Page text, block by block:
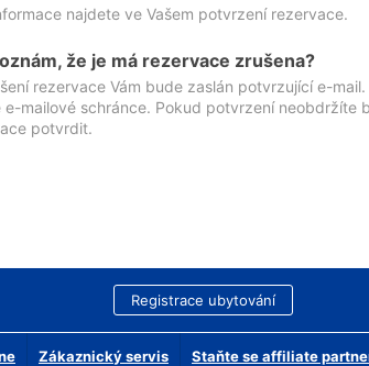
najdete ve Vašem potvrzení rezervace.
že je má rezervace zrušena?
rezervace Vám bude zaslán potvrzující e-
e-mailové schránce. Pokud potvrzení neobdržíte
potvrdit.
Registrace ubytování
Zákaznický servis Staňte se affiliate